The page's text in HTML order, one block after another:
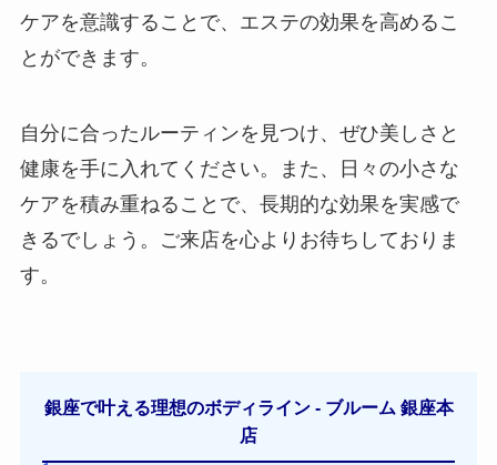
ケアを意識することで、エステの効果を高めるこ
とができます。
自分に合ったルーティンを見つけ、ぜひ美しさと
健康を手に入れてください。また、日々の小さな
ケアを積み重ねることで、長期的な効果を実感で
きるでしょう。ご来店を心よりお待ちしておりま
す。
銀座で叶える理想のボディライン - ブルーム 銀座本
店